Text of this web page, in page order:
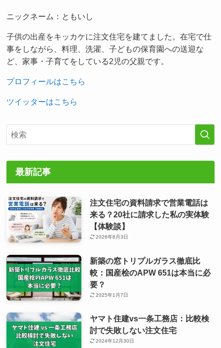
ニックネーム：ともいし
子供の出産をキッカケに注文住宅を建てました。在宅で仕
事をしながら、料理、洗濯、子どもの保育園への送迎な
ど、家事・子育てをしている2児の父親です。
プロフィールはこちら
ツイッターはこちら
最新記事
注文住宅の資料請求で営業電話は
来る？20社に請求した私の実体験
【体験談】
2026年8月3日
新築の窓トリプルガラス徹底比
較：国産桧のAPW 651は本当に必
要？
2025年1月7日
ヤマト住建vs一条工務店：比較検
討で失敗しない注文住宅
2024年12月30日